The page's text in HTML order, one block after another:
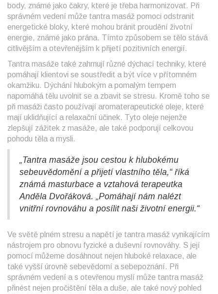
body, známé jako čakry, které je třeba harmonizovat. Při
správném vedení může tantra masáž pomoci odstranit
energetické bloky, které mohou bránit proudění životní
energie, známé jako prána. Tímto způsobem se tělo stává
citlivějším a otevřenějším k přijetí pozitivních energií.
Tantra masáže také zahrnují různé dýchací techniky, které
pomáhají klientovi se soustředit a být více v přítomném
okamžiku. Dýchání hlubokým a pomalým tempem
napomáhá tělu uvolnit se a zbavit se stresu. Kromě toho se
při masáži často používají aromaterapeutické oleje, které
mají uklidňující a relaxační účinek. Tyto oleje nejenže
zlepšují zážitek z masáže, ale také podporují celkovou
pohodu těla a mysli.
„Tantra masáže jsou cestou k hlubokému
sebeuvědomění a přijetí vlastního těla,“ říká
známá masturbace a vztahová terapeutka
Anděla Dvořáková. „Pomáhají nám nalézt
vnitřní rovnováhu a posílit naši životní energii.“
Ve světě plném stresu a napětí je tantra masáž vynikajícím
nástrojem pro obnovu fyzické a duševní rovnováhy. S její
pomocí můžeme dosáhnout nejen hluboké relaxace, ale
také vyšší úrovně sebevědomí a sebepoznání. Při
správném vedení a s otevřenou myslí může tantra masáž
přinést nejen pročištění těla a duše, ale také nový pohled